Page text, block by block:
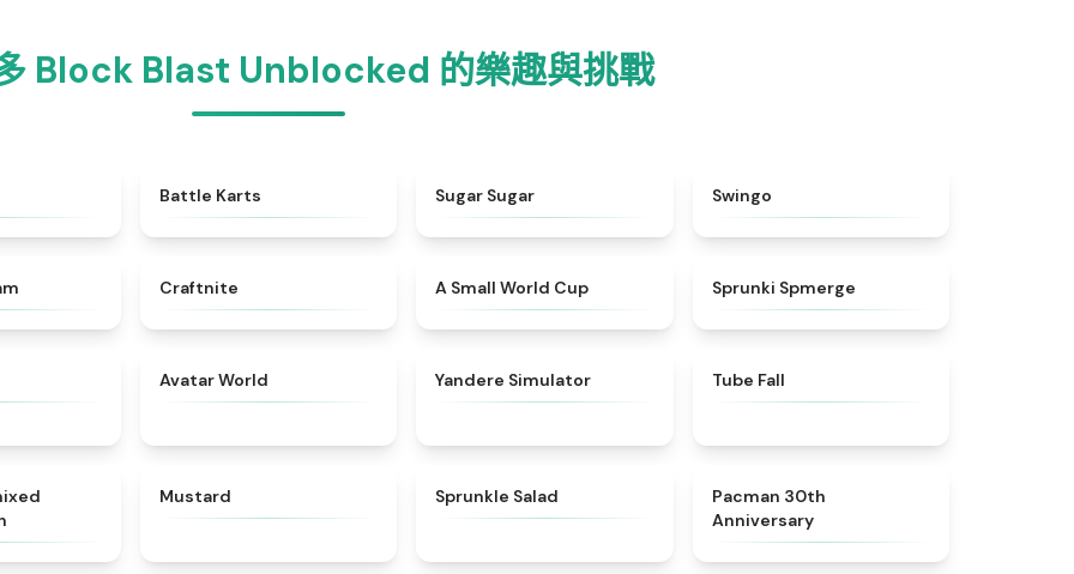
Block Blast Unblocked 的樂趣與挑戰
Battle Karts Sugar Sugar Swingo
Craftnite A Small World Cup Sprunki Spmerge
Avatar World Yandere Simulator Tube Fall
Mustard Sprunkle Salad
Pacman 30th
Anniversary